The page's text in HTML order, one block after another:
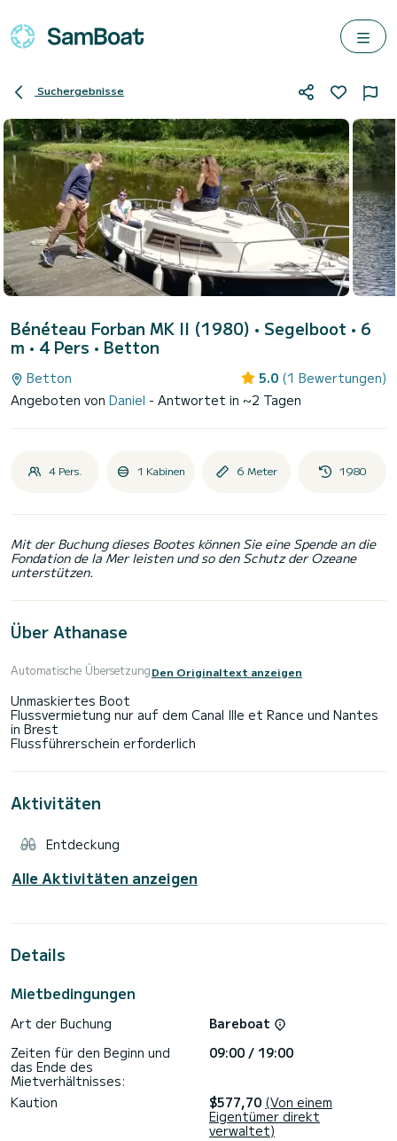
Suchergebnisse
Bénéteau Forban MK II (1980) • Segelboot • 6
m • 4 Pers • Betton
Betton 5.0 (1 Bewertungen)
Angeboten von Daniel - Antwortet in ~2 Tagen
4 Pers. 1 Kabinen 6 Meter 1980
Mit der Buchung dieses Bootes können Sie eine Spende an die
Fondation de la Mer leisten und so den Schutz der Ozeane
unterstützen.
Über Athanase
Automatische ÜbersetzungDen Originaltext anzeigen
Unmaskiertes Boot
Flussvermietung nur auf dem Canal Ille et Rance und Nantes
in Brest
Aktivitäten
Entdeckung
Alle Aktivitäten anzeigen
Details
Mietbedingungen
Art der Buchung
Bareboat
Zeiten für den Beginn und
das Ende des
Mietverhältnisses:
09:00 / 19:00
Kaution $577,70 (Von einem
Eigentümer direkt
verwaltet)